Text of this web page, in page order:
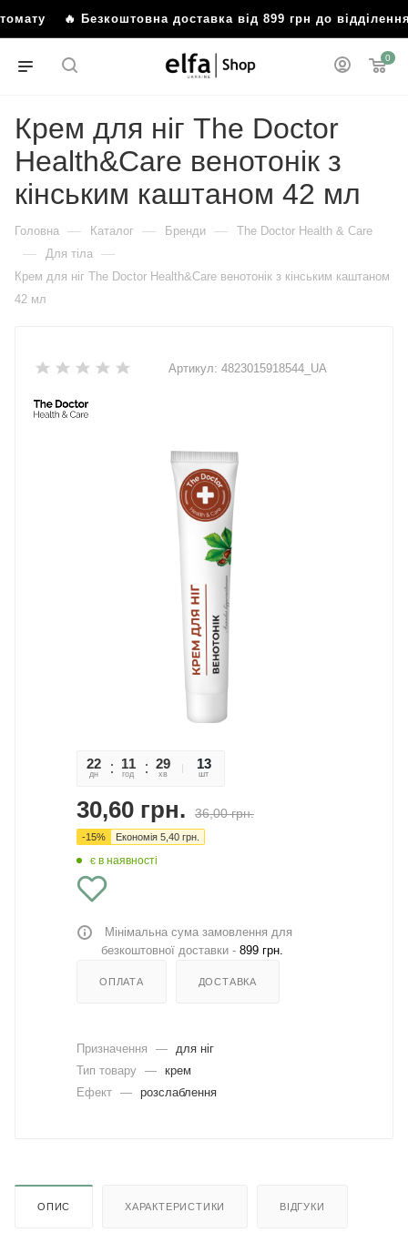
🔥 Безкоштовна доставка від 899 грн до
0
Крем для ніг The Doctor
Health&Care венотонік з
кінським каштаном 42 мл
Головна — Каталог — Бренди — The Doctor Health & Care
— Для тіла —
Крем для ніг The Doctor Health&Care венотонік з кінським каштаном
42 мл
Артикул: 4823015918544_UA
22
дн
11
год
29
хв
56
сек
13
шт
30,60 грн. 36,00грн.
-15% Економія 5,40 грн.
є в наявності
Мінімальна сума замовлення для
безкоштовної доставки - 899 грн.
ОПЛАТА ДОСТАВКА
Призначення —
для ніг
Тип товару — крем
Ефект — розслаблення
ОПИС ХАРАКТЕРИСТИКИ ВІДГУКИ